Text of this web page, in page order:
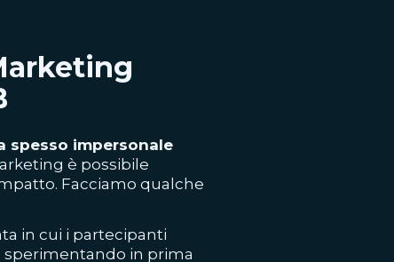
spesso impersonale
è possibile
Facciamo qualche
in cui i partecipanti
in prima